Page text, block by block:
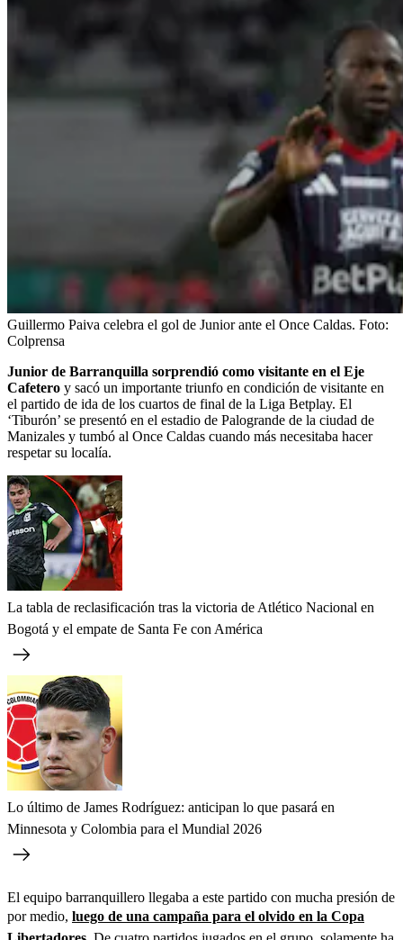
Guillermo Paiva celebra el gol de Junior ante el Once Caldas. Foto:
Colprensa
Junior de Barranquilla sorprendió como visitante en el Eje
Cafetero y sacó un importante triunfo en condición de visitante en
el partido de ida de los cuartos de final de la Liga Betplay. El
‘Tiburón’ se presentó en el estadio de Palogrande de la ciudad de
Manizales y tumbó al Once Caldas cuando más necesitaba hacer
respetar su localía.
La tabla de reclasificación tras la victoria de Atlético Nacional en
Bogotá y el empate de Santa Fe con América
Lo último de James Rodríguez: anticipan lo que pasará en
Minnesota y Colombia para el Mundial 2026
El equipo barranquillero llegaba a este partido con mucha presión de
por medio, luego de una campaña para el olvido en la Copa